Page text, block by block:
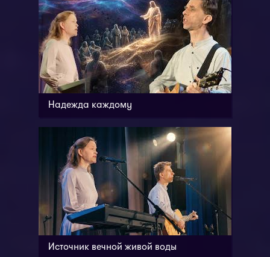
Надежда каждому
Источник вечной живой воды